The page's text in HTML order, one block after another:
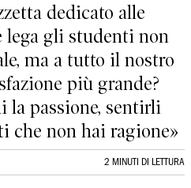
dedicato alle
lega gli studenti non
ma a tutto il nostro
più grande?
la passione, sentirli
che non hai ragione»
2 MINUTI DI LETTURA